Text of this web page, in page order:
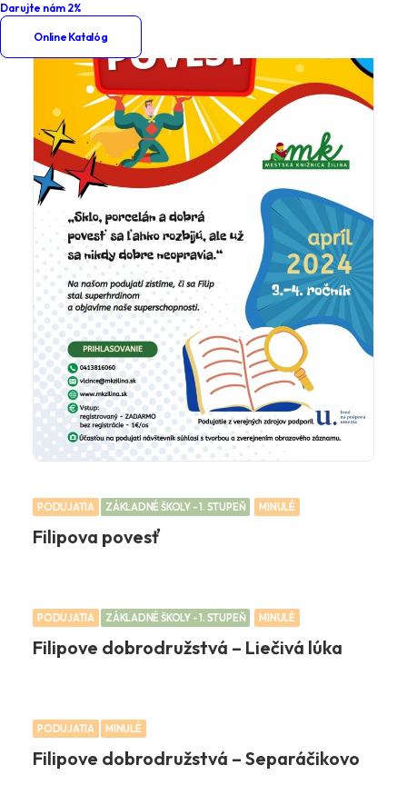
Darujte nám 2%
Online Katalóg
PODUJATIA ZÁKLADNÉ ŠKOLY - 1. STUPEŇ MINULÉ
Filipova povesť
PODUJATIA ZÁKLADNÉ ŠKOLY - 1. STUPEŇ MINULÉ
Filipove dobrodružstvá – Liečivá lúka
PODUJATIA MINULÉ
Filipove dobrodružstvá – Separáčikovo